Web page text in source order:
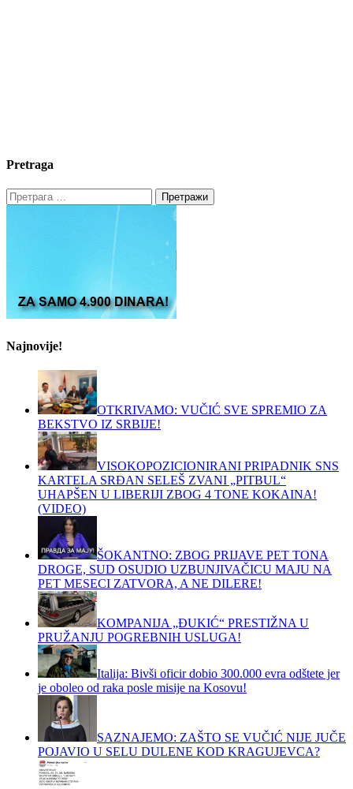
Pretraga
Претрага
за:
Najnovije!
OTKRIVAMO: VUČIĆ SVE SPREMIO ZA
BEKSTVO IZ SRBIJE!
VISOKOPOZICIONIRANI PRIPADNIK SNS
KARTELA SRĐAN SELEŠ ZVANI „PITBUL“
UHAPŠEN U LIBERIJI ZBOG 4 TONE KOKAINA!
(VIDEO)
ŠOKANTNO: ZBOG PRIJAVE PET TONA
DROGE, SUD OSUDIO UZBUNJIVAČICU MAJU NA
PET MESECI ZATVORA, A NE DILERE!
KOMPANIJA „ĐUKIĆ“ PRESTIŽNA U
PRUŽANJU POGREBNIH USLUGA!
Italija: Bivši oficir dobio 300.000 evra odštete jer
je oboleo od raka posle misije na Kosovu!
SAZNAJEMO: ZAŠTO SE VUČIĆ NIJE JUČE
POJAVIO U SELU DULENE KOD KRAGUJEVCA?